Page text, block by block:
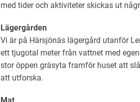
med tider och aktiviteter skickas ut
Lägergården
Vi är på Härsjönäs lägergård utanför
ett tjugotal meter från vattnet med
stor öppen gräsyta framför huset att
att utforska.